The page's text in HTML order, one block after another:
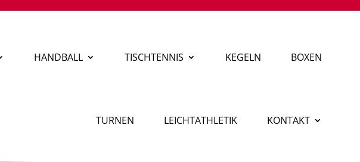
HANDBALL TISCHTENNIS KEGELN BOXEN
TURNEN LEICHTATHLETIK KONTAKT